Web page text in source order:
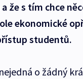
že s tím chce
ekonomické
studentů.
o žádný